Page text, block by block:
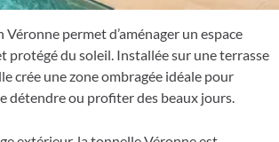
permet d’aménager un espace
protégé du soleil. Installée sur une terrasse
crée une zone ombragée idéale pour
détendre ou profiter des beaux jours.